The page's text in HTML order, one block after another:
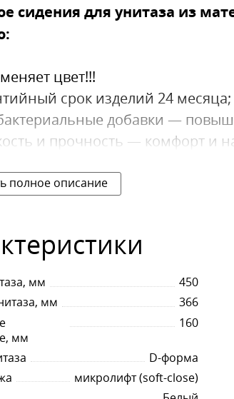
сидения для унитаза из
цвет!!!
срок изделий 24 месяца;
добавки —
и прочность — комфорт и
экологичность —
закрепления и не
soft-close— модель
полное описание
мм
450
мм
366
мм
160
D-форма
микролифт (soft-close)